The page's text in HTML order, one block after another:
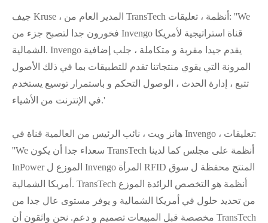
جيف Kruse ، المدير العام من TransTech أنظمة ، تعليقات: ''We
فخورون جدا لتصبح جزء من Invengo قناة استراتيجية لأمريكا
الشمالية. Invengo يقدم جيدا مقربة و متكاملة ، جلب إضافية
المرونة التي يقوي منتجاتنا تقدم للتطبيقات بما في ذلك الأصول
تتبع ، إدارة الحدث ، الوصول التحكم و باستمرار توسيع يستخدم
في الإنترنت من الأشياء.'
هانز ويت ، نائب الرئيس من العالمية قناة في Invengo ، تعليقات:
''We سعداء جدا أن يكون TransTech أنظمة على مجلس كما لدينا
InPower الموزع ل Invengo المرأة RFID المنتج محفظة ل سوق
أمريكا الشمالية. TransTech أنظمة هو التخصص الرائدة الموزع
من تحديد حلول في أمريكا الشمالية و يوفر مستوى عال جدا من
مخصصة قبل المبيعات تصميم و دعم. نحن واثقون أن TransTech